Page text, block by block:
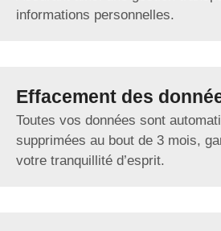
informations personnelles.
Effacement des
Toutes vos données sont
supprimées au bout de 3 mois,
votre tranquillité d’esprit.